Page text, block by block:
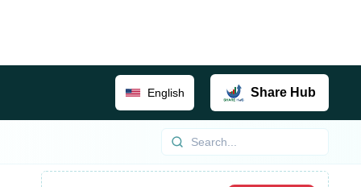
English Share Hub